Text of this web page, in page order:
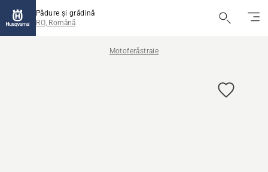
Pădure și grădină
RO, Română
Motoferăstraie